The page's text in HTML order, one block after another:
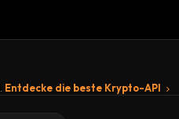
Entdecke die beste Krypto-API